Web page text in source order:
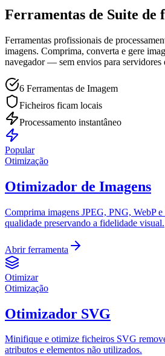
Ferramentas de Suite de
Ferramentas profissionais de
imagens. Comprima, converta e gere
navegador — sem envios para servidores
6 Ferramentas de Imagem
Ficheiros ficam locais
Processamento instantâneo
Popular
Otimização
Otimizador de Imagens
Comprima imagens JPEG, PNG, WebP
qualidade preservando a fidelidade visual.
Abrir ferramenta
Otimizar
Otimização
Otimizador SVG
Minifique e otimize ficheiros SVG
atributos e elementos não utilizados.